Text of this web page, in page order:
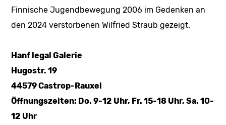
Finnische Jugendbewegung 2006 im Gedenken an
den 2024 verstorbenen Wilfried Straub gezeigt.
Hanf legal Galerie
Hugostr. 19
44579 Castrop-Rauxel
Öffnungszeiten: Do. 9-12 Uhr, Fr. 15-18 Uhr, Sa. 10-
12 Uhr